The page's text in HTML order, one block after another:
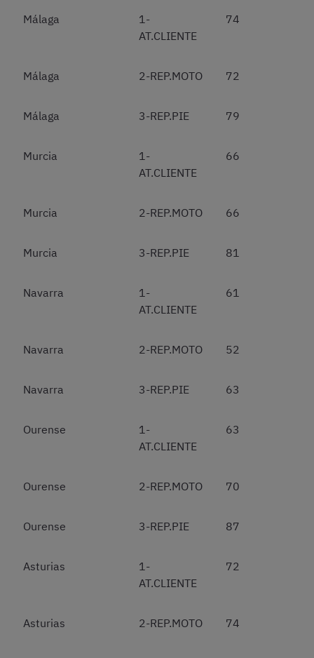
Málaga
1-
AT.CLIENTE
74
Málaga 2-REP.MOTO 72
Málaga 3-REP.PIE 79
Murcia
1-
AT.CLIENTE
66
Murcia 2-REP.MOTO 66
Murcia 3-REP.PIE 81
Navarra
1-
AT.CLIENTE
61
Navarra 2-REP.MOTO 52
Navarra 3-REP.PIE 63
Ourense
1-
AT.CLIENTE
63
Ourense 2-REP.MOTO 70
Ourense 3-REP.PIE 87
Asturias
1-
AT.CLIENTE
72
Asturias 2-REP.MOTO 74